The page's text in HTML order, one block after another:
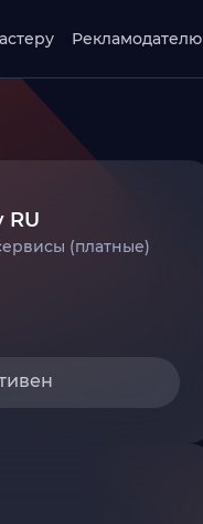
Рекламодателю
RU
(платные)